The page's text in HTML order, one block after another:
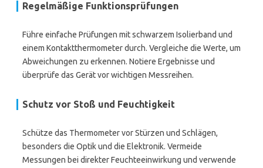
Regelmäßige Funktionsprüfungen
Führe einfache Prüfungen mit schwarzem Isolierband und
einem Kontaktthermometer durch. Vergleiche die Werte, um
Abweichungen zu erkennen. Notiere Ergebnisse und
überprüfe das Gerät vor wichtigen Messreihen.
Schutz vor Stoß und Feuchtigkeit
Schütze das Thermometer vor Stürzen und Schlägen,
besonders die Optik und die Elektronik. Vermeide
Messungen bei direkter Feuchteeinwirkung und verwende